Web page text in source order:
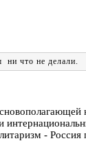
что не делали.
-